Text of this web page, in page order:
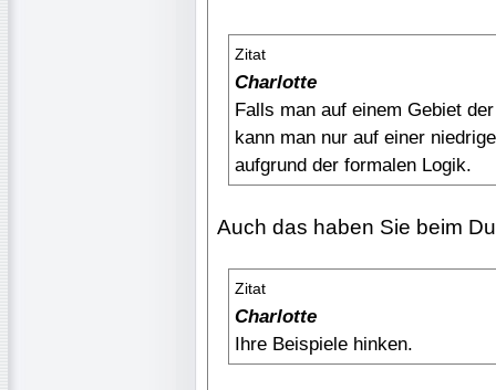
Zitat
Charlotte
Falls man auf einem Gebiet
kann man nur auf einer
aufgrund der formalen Logik.
Auch das haben Sie beim
Zitat
Charlotte
Ihre Beispiele hinken.